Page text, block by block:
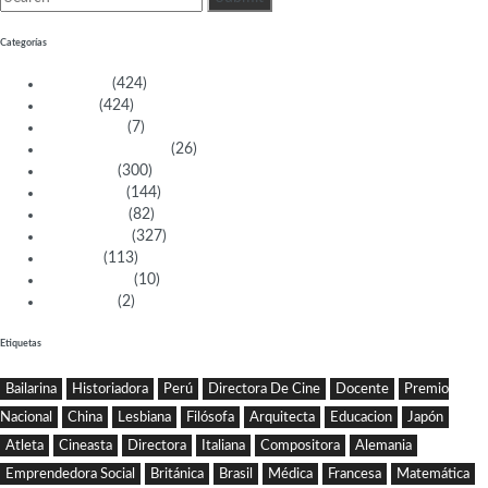
Categorías
(424)
(424)
(7)
(26)
(300)
(144)
(82)
(327)
(113)
(10)
(2)
Etiquetas
Bailarina Historiadora Perú Directora De Cine Docente
Premio
Nacional
China Lesbiana Filósofa Arquitecta Educacion
Japón
Atleta
Cineasta Directora Italiana Compositora
Alemania
Emprendedora Social
Británica Brasil Médica Francesa Matemática